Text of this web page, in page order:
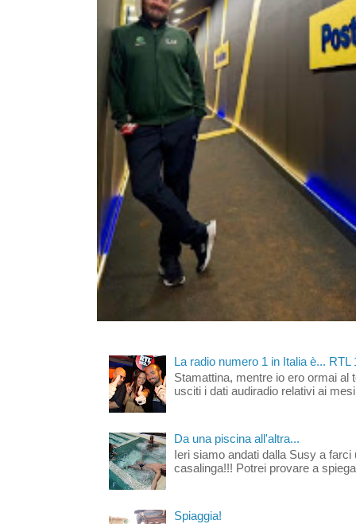
La radio numero 1 in Italia è... RTL
Stamattina, mentre io ero ormai al
usciti i dati audiradio relativi ai
Da una piscina all'altra...
Ieri siamo andati dalla Susy a
casalinga!!! Potrei provare a
Spiaggia!